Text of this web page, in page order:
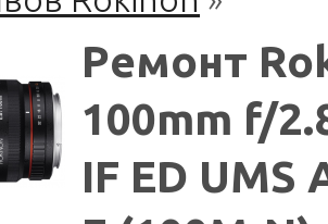
Ремонт
100mm f/
IF ED UMS